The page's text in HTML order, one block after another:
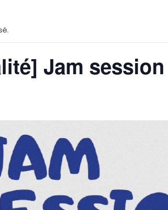
Jam